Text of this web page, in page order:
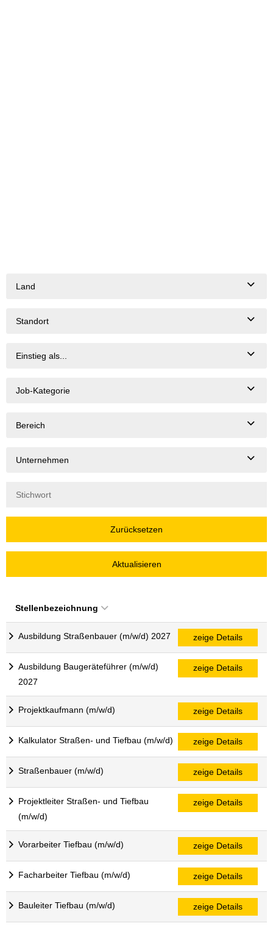
Land
Standort
Einstieg als...
Job-Kategorie
Bereich
Unternehmen
Zurücksetzen
Aktualisieren
Stellenbezeichnung
Ausbildung Straßenbauer (m/w/d) 2027 zeige Details
Ausbildung Baugeräteführer (m/w/d)
2027
zeige Details
Projektkaufmann (m/w/d) zeige Details
Kalkulator Straßen- und Tiefbau (m/w/d) zeige Details
Straßenbauer (m/w/d) zeige Details
Projektleiter Straßen- und Tiefbau
(m/w/d)
zeige Details
Vorarbeiter Tiefbau (m/w/d) zeige Details
Facharbeiter Tiefbau (m/w/d) zeige Details
Bauleiter Tiefbau (m/w/d) zeige Details